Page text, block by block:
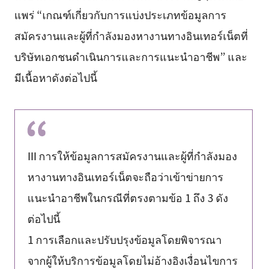
แพร่ “เกณฑ์เกี่ยวกับการแบ่งประเภทข้อมูลการ
สมัครงานและผู้ที่กำลังมองหางานทางอินเทอร์เน็ตที่
บริษัทเอกชนดำเนินการและการแนะนำอาชีพ” และ
มีเนื้อหาดังต่อไปนี้
III การให้ข้อมูลการสมัครงานและผู้ที่กำลังมอง
หางานทางอินเทอร์เน็ตจะถือว่าเข้าข่ายการ
แนะนำอาชีพในกรณีที่ตรงตามข้อ 1 ถึง 3 ดัง
ต่อไปนี้
1 การเลือกและปรับปรุงข้อมูลโดยพิจารณา
จากผู้ให้บริการข้อมูลโดยไม่อ้างอิงเงื่อนไขการ